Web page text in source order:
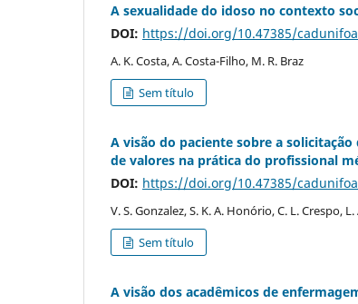
A sexualidade do idoso no contexto
DOI: https://doi.org/10.47385/
A. K. Costa, A. Costa-Filho, M. R. Braz
Sem título
A visão do paciente sobre a
de valores na prática do profissional
DOI: https://doi.org/10.47385/
V. S. Gonzalez, S. K. A. Honório, C. L. Crespo,
Sem título
A visão dos acadêmicos de